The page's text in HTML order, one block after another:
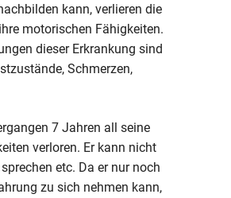
kann, verlieren die
motorischen Fähigkeiten.
dieser Erkrankung sind
Schmerzen,
7 Jahren all seine
verloren. Er kann nicht
etc. Da er nur noch
zu sich nehmen kann,